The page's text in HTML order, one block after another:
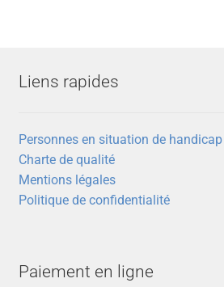
Liens rapides
Personnes en situation de handicap
Charte de qualité
Mentions légales
Politique de confidentialité
Paiement en ligne